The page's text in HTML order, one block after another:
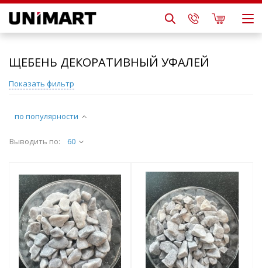
ЩЕБЕНЬ ДЕКОРАТИВНЫЙ УФАЛЕЙ
по популярности
Выводить по: 60
Показать фильтр